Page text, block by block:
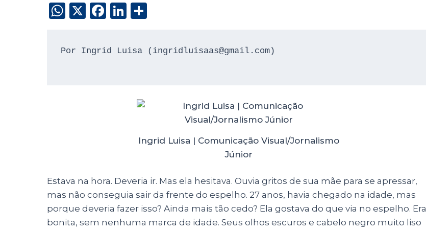
W
a
ts
X
F
c
e
Li
k
e
a
re
Por Ingrid Luisa (ingridluisaas@gmail.com)
Ingrid Luisa | Comunicação Visual/Jornalismo
Júnior
Estava na hora. Deveria ir. Mas ela hesitava. Ouvia gritos de sua mãe para se apressar,
mas não conseguia sair da frente do espelho. 27 anos, havia chegado na idade, mas
porque deveria fazer isso? Ainda mais tão cedo? Ela gostava do que via no espelho. Era
bonita, sem nenhuma marca de idade. Seus olhos escuros e cabelo negro muito liso